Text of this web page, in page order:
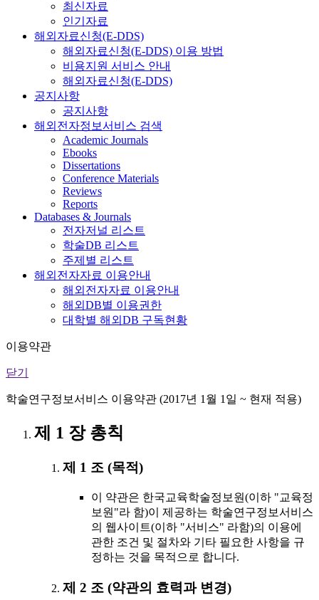
최신자료
인기자료
해외자료신청(E-DDS)
해외자료신청(E-DDS) 이용 방법
비용지원 서비스 안내
해외자료신청(E-DDS)
공지사항
공지사항
해외전자정보서비스 검색
Academic Journals
Ebooks
Dissertations
Conference Materials
Reviews
Reports
Databases & Journals
전자저널 리스트
학술DB 리스트
주제별 리스트
해외전자자료 이용안내
해외전자자료 이용안내
해외DB별 이용권한
대학별 해외DB 구독현황
이용약관
닫기
학술연구정보서비스 이용약관 (2017년 1월 1일 ~ 현재 적용)
제 1 장 총칙
제 1 조 (목적)
이 약관은 한국교육학술정보원(이하 "교육정
보원"라 함)이 제공하는 학술연구정보서비스
의 웹사이트(이하 "서비스" 라함)의 이용에
관한 조건 및 절차와 기타 필요한 사항을 규
정하는 것을 목적으로 합니다.
제 2 조 (약관의 효력과 변경)